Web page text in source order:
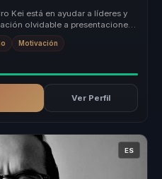
Kei está en ayudar a líderes y
olvidable a presentaciones
Motivación
Ver Perfil
ES